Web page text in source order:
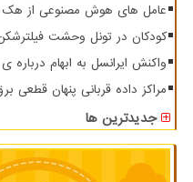
عامل های هوش مصنوعی از هک
کودکان در تونل وحشت
واکنش ایرانسل به ابهام درباره
مراکز داده قربانی پنهان قطعی
جدیدترین ها